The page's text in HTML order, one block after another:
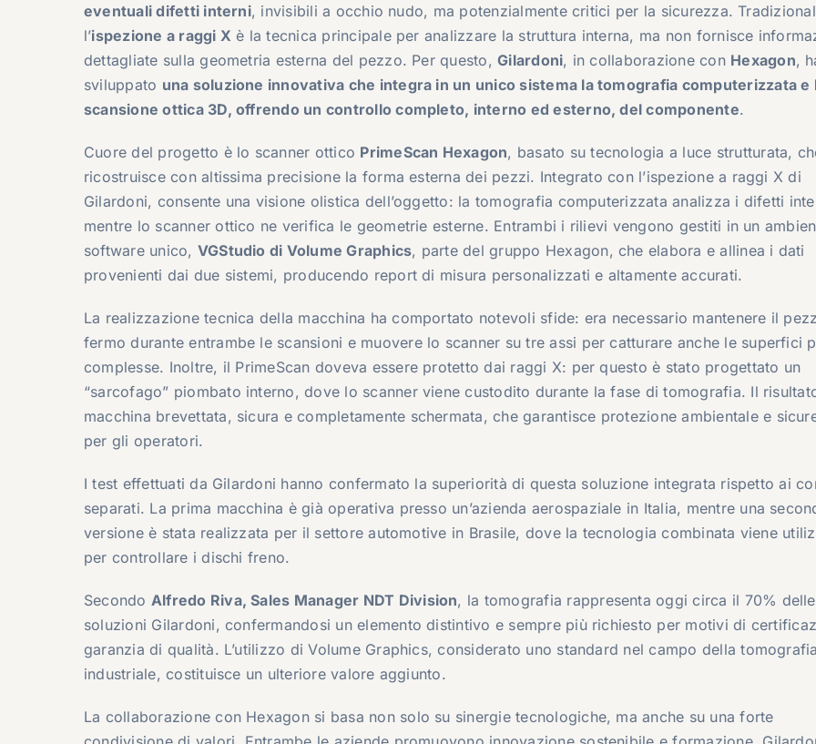
eventuali difetti interni, invisibili a occhio nudo, ma potenzialmente critici per la sicurezza.
l’ispezione a raggi X è la tecnica principale per analizzare la struttura interna, ma non fornisce
dettagliate sulla geometria esterna del pezzo. Per questo,Gilardoni, in collaborazione con Hexagon,
sviluppato una soluzione innovativa che integra in un unico sistema la tomografia computerizzata e
scansione ottica 3D, offrendo un controllo completo, interno ed esterno, del componente.
Cuore del progetto è lo scanner ottico PrimeScan Hexagon, basato su tecnologia a luce strutturata,
ricostruisce con altissima precisione la forma esterna dei pezzi. Integrato con l’ispezione a raggi X di
Gilardoni, consente una visione olistica dell’oggetto: la tomografia computerizzata analizza i difetti
mentre lo scanner ottico ne verifica le geometrie esterne. Entrambi i rilievi vengono gestiti in un
software unico, VGStudio di Volume Graphics, parte del gruppo Hexagon, che elabora e allinea i dati
provenienti dai due sistemi, producendo report di misura personalizzati e altamente accurati.
La realizzazione tecnica della macchina ha comportato notevoli sfide: era necessario mantenere il
fermo durante entrambe le scansioni e muovere lo scanner su tre assi per catturare anche le superfici
complesse. Inoltre, il PrimeScan doveva essere protetto dai raggi X: per questo è stato progettato un
“sarcofago” piombato interno, dove lo scanner viene custodito durante la fase di tomografia. Il
macchina brevettata, sicura e completamente schermata, che garantisce protezione ambientale e
per gli operatori.
I test effettuati da Gilardoni hanno confermato la superiorità di questa soluzione integrata rispetto ai
separati. La prima macchina è già operativa presso un’azienda aerospaziale in Italia, mentre una
versione è stata realizzata per il settore automotive in Brasile, dove la tecnologia combinata viene
per controllare i dischi freno.
Secondo Alfredo Riva, Sales Manager NDT Division, la tomografia rappresenta oggi circa il 70% delle
soluzioni Gilardoni, confermandosi un elemento distintivo e sempre più richiesto per motivi di
garanzia di qualità. L’utilizzo di Volume Graphics, considerato uno standard nel campo della tomografia
industriale, costituisce un ulteriore valore aggiunto.
La collaborazione con Hexagon si basa non solo su sinergie tecnologiche, ma anche su una forte